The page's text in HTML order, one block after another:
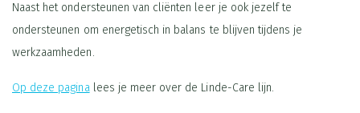
Naast het ondersteunen van cliënten leer je ook jezelf te
ondersteunen om energetisch in balans te blijven tijdens je
werkzaamheden.
Op deze paginalees je meer over de Linde-Care lijn.